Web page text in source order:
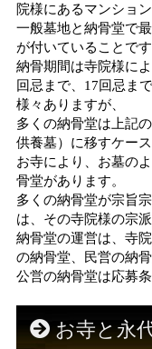
院様にあるマンショ
一般墓地と納骨堂で
が付いていることで
納骨期間は寺院様に
回忌まで、17回忌ま
様々ありますが、
多くの納骨堂は上記
供養墓）に移すケー
お寺により、お墓の
骨堂があります。
多くの納骨堂が宗旨
は、その寺院様の宗
納骨堂の運営は、寺
の納骨堂、民営の納骨
公営の納骨堂は応募
お寺と永